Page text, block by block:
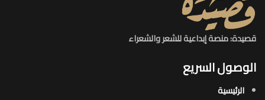
قصيدة: منصة إبداعية للشعر والشعراء
الوصول السريع
الرئيسية